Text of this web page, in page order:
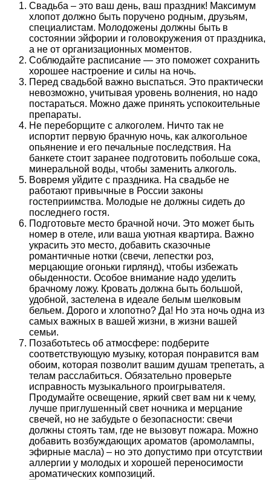
Свадьба – это ваш день, ваш праздник! Максимум
хлопот должно быть поручено родным, друзьям,
специалистам. Молодожены должны быть в
состоянии эйфории и головокружения от праздника,
а не от организационных моментов.
Соблюдайте расписание — это поможет сохранить
хорошее настроение и силы на ночь.
Перед свадьбой важно выспаться. Это практически
невозможно, учитывая уровень волнения, но надо
постараться. Можно даже принять успокоительные
препараты.
Не переборщите с алкоголем. Ничто так не
испортит первую брачную ночь, как алкогольное
опьянение и его печальные последствия. На
банкете стоит заранее подготовить побольше сока,
минеральной воды, чтобы заменить алкоголь.
Вовремя уйдите с праздника. На свадьбе не
работают привычные в России законы
гостеприимства. Молодые не должны сидеть до
последнего гостя.
Подготовьте место брачной ночи. Это может быть
номер в отеле, или ваша уютная квартира. Важно
украсить это место, добавить сказочные
романтичные нотки (свечи, лепестки роз,
мерцающие огоньки гирлянд), чтобы избежать
обыденности. Особое внимание надо уделить
брачному ложу. Кровать должна быть большой,
удобной, застелена в идеале белым шелковым
бельем. Дорого и хлопотно? Да! Но эта ночь одна из
самых важных в вашей жизни, в жизни вашей
семьи.
Позаботьтесь об атмосфере: подберите
соответствующую музыку, которая понравится вам
обоим, которая позволит вашим душам трепетать, а
телам расслабиться. Обязательно проверьте
исправность музыкального проигрывателя.
Продумайте освещение, яркий свет вам ни к чему,
лучше приглушенный свет ночника и мерцание
свечей, но не забудьте о безопасности: свечи
должны стоять там, где не вызовут пожара. Можно
добавить возбуждающих ароматов (аромолампы,
эфирные масла) – но это допустимо при отсутствии
аллергии у молодых и хорошей переносимости
ароматических композиций.